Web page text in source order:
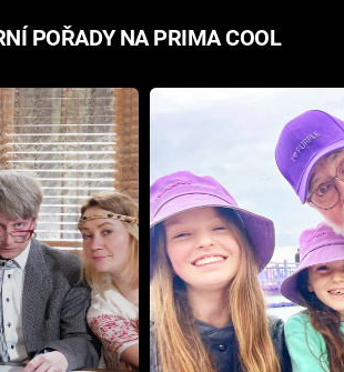
POŘADY NA PRIMA COOL